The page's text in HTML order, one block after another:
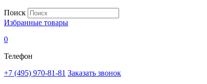
Поиск
Избранные товары
0
Телефон
+7 (495) 970-81-81 Заказать звонок